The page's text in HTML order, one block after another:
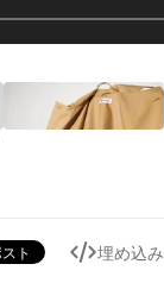
埋め込み